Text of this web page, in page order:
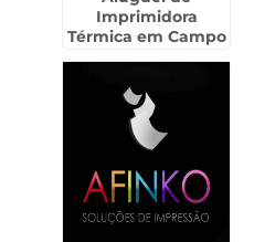
Imprimidora
Térmica em Campo